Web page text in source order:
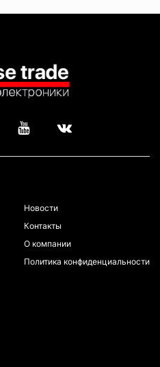
Новости
Контакты
О компании
Политика конфиденциальности